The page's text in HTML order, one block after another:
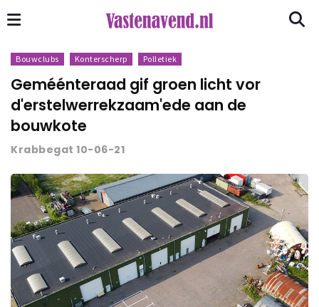
Bouwclubs Konterscherp Polletiek
Geméénteraad gif groen licht vor
d'erstelwerrekzaam'ede aan de
bouwkote
Krabbegat 10-06-21